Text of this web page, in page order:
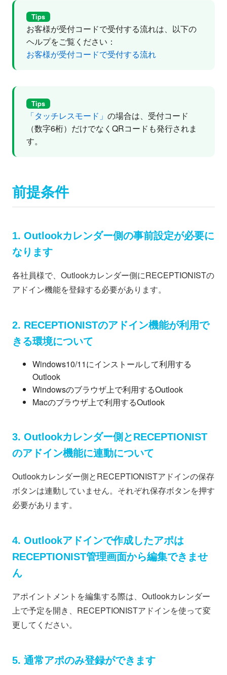
Tips
お客様が受付コードで受付する流れは、以下の
ヘルプをご覧ください：
お客様が受付コードで受付する流れ
Tips
「タッチレスモード」 の場合は、受付コード
（数字6桁）だけでなくQRコードも発行されま
す。
前提条件
1. Outlookカレンダー側の事前設定が必要に
なります
各社員様で、Outlookカレンダー側にRECEPTIONISTの
アドイン機能を登録する必要があります。
2. RECEPTIONISTのアドイン機能が利用で
きる環境について
Windows10/11にインストールして利用する
Outlook
Windowsのブラウザ上で利用するOutlook
Macのブラウザ上で利用するOutlook
3. Outlookカレンダー側とRECEPTIONIST
のアドイン機能に連動について
Outlookカレンダー側とRECEPTIONISTアドインの保存
ボタンは連動していません。それぞれ保存ボタンを押す
必要があります。
4. Outlookアドインで作成したアポは
RECEPTIONIST管理画面から編集できませ
ん
アポイントメントを編集する際は、Outlookカレンダー
上で予定を開き、RECEPTIONISTアドインを使って変
更してください。
5. 通常アポのみ登録ができます